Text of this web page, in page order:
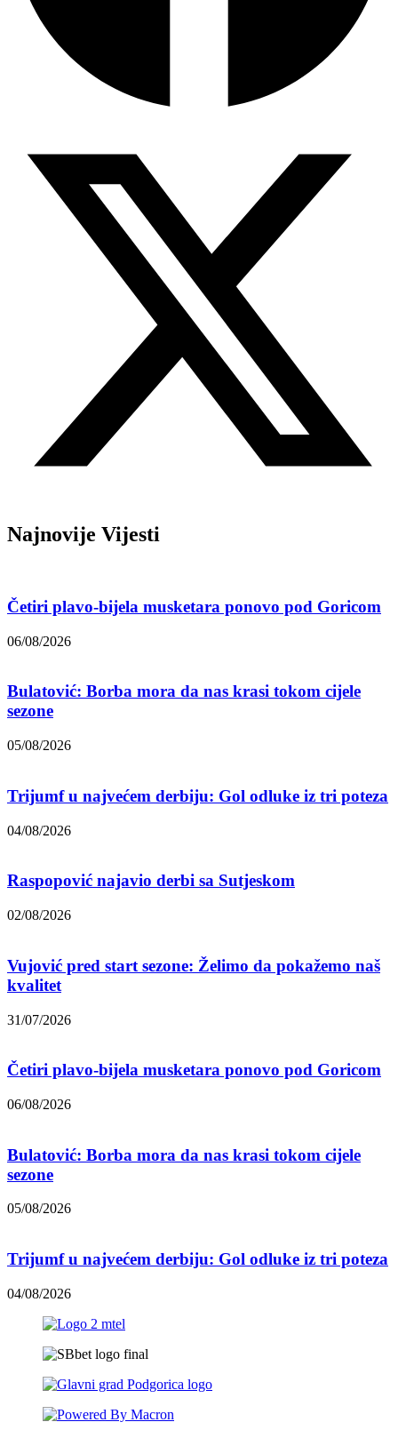
Najnovije Vijesti
Četiri plavo-bijela musketara ponovo pod Goricom
06/08/2026
Bulatović: Borba mora da nas krasi tokom cijele
sezone
05/08/2026
Trijumf u najvećem derbiju: Gol odluke iz tri poteza
04/08/2026
Raspopović najavio derbi sa Sutjeskom
02/08/2026
Vujović pred start sezone: Želimo da pokažemo naš
kvalitet
31/07/2026
Četiri plavo-bijela musketara ponovo pod Goricom
06/08/2026
Bulatović: Borba mora da nas krasi tokom cijele
sezone
05/08/2026
Trijumf u najvećem derbiju: Gol odluke iz tri poteza
04/08/2026